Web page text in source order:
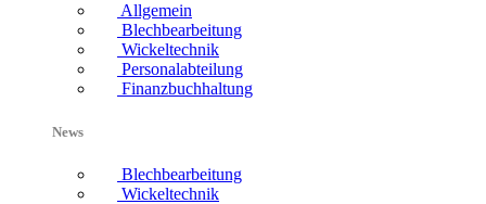
Allgemein
Blechbearbeitung
Wickeltechnik
Personalabteilung
Finanzbuchhaltung
News
Blechbearbeitung
Wickeltechnik